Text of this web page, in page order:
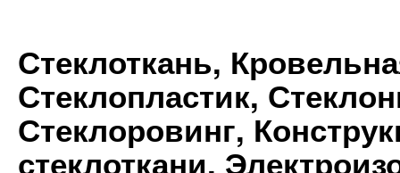
Стеклоткань,
Стеклопластик,
Стеклоровинг,
стеклоткани,